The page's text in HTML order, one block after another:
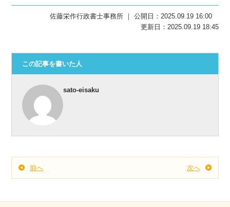
佐藤栄作行政書士事務所 ｜ 公開日：2025.09.19 16:00
更新日：2025.09.19 18:45
この記事を書いた人
sato-eisaku
前へ 次へ